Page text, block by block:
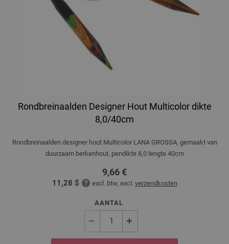
Rondbreinaalden Designer Hout Multicolor dikte
8,0/40cm
Rondbreinaalden designer hout Multicolor LANA GROSSA, gemaakt van
duurzaam berkenhout, pendikte 8,0 lengte 40cm
9,66 €
11,28 $ excl. btw, excl. verzendkosten
AANTAL